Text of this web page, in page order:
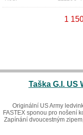
1
Taška G.I. US
Originální US Army
FASTEX sponou pro nošení
Zapínání dvoucestným